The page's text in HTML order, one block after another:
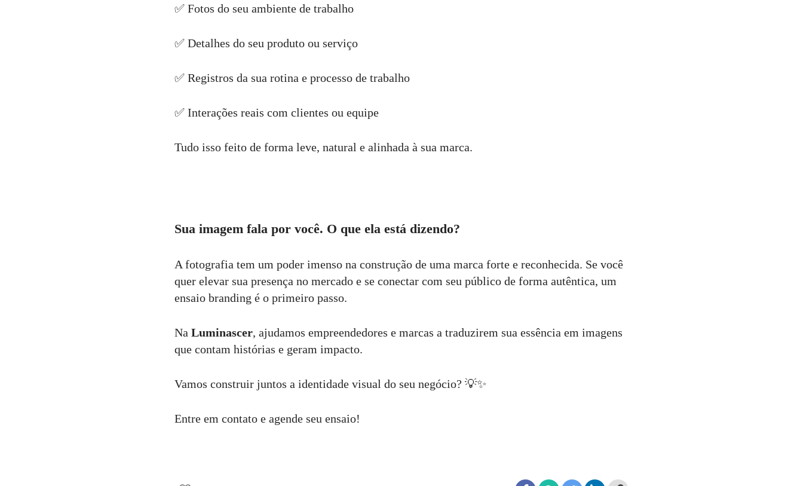
✅ Fotos do seu ambiente de trabalho
✅ Detalhes do seu produto ou serviço
✅ Registros da sua rotina e processo de trabalho
✅ Interações reais com clientes ou equipe
Tudo isso feito de forma leve, natural e alinhada à sua marca.
Sua imagem fala por você. O que ela está dizendo?
A fotografia tem um poder imenso na construção de uma marca forte e reconhecida. Se você
quer elevar sua presença no mercado e se conectar com seu público de forma autêntica, um
ensaio branding é o primeiro passo.
Na Luminascer, ajudamos empreendedores e marcas a traduzirem sua essência em imagens
que contam histórias e geram impacto.
Vamos construir juntos a identidade visual do seu negócio? 💡✨
Entre em contato e agende seu ensaio!